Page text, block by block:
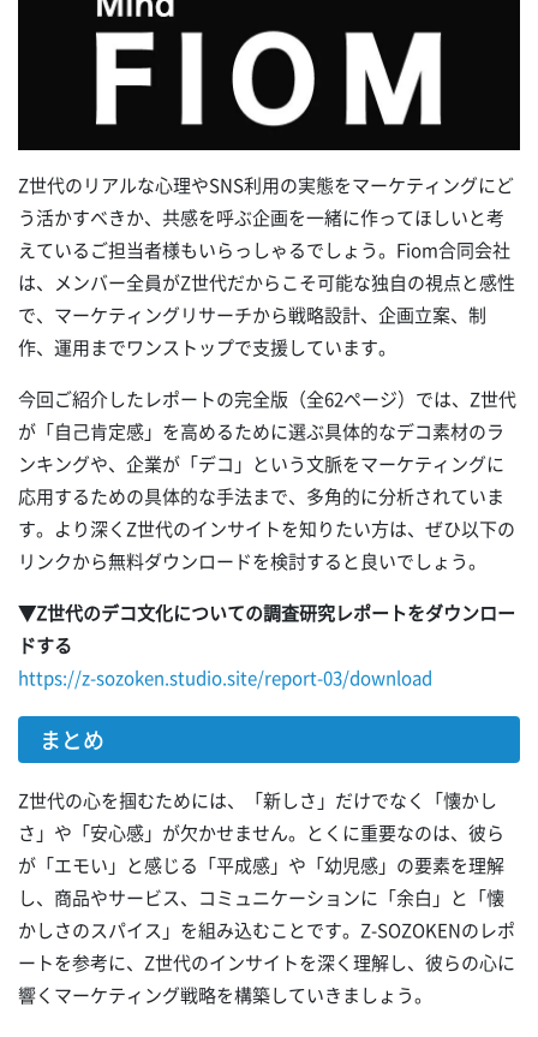
Z世代のリアルな心理やSNS利用の実態をマーケティングにど
う活かすべきか、共感を呼ぶ企画を一緒に作ってほしいと考
えているご担当者様もいらっしゃるでしょう。Fiom合同会社
は、メンバー全員がZ世代だからこそ可能な独自の視点と感性
で、マーケティングリサーチから戦略設計、企画立案、制
作、運用までワンストップで支援しています。
今回ご紹介したレポートの完全版（全62ページ）では、Z世代
が「自己肯定感」を高めるために選ぶ具体的なデコ素材のラ
ンキングや、企業が「デコ」という文脈をマーケティングに
応用するための具体的な手法まで、多角的に分析されていま
す。より深くZ世代のインサイトを知りたい方は、ぜひ以下の
リンクから無料ダウンロードを検討すると良いでしょう。
▼Z世代のデコ文化についての調査研究レポートをダウンロー
ドする
https://z-sozoken.studio.site/report-03/download
まとめ
Z世代の心を掴むためには、「新しさ」だけでなく「懐かし
さ」や「安心感」が欠かせません。とくに重要なのは、彼ら
が「エモい」と感じる「平成感」や「幼児感」の要素を理解
し、商品やサービス、コミュニケーションに「余白」と「懐
かしさのスパイス」を組み込むことです。Z-SOZOKENのレポ
ートを参考に、Z世代のインサイトを深く理解し、彼らの心に
響くマーケティング戦略を構築していきましょう。